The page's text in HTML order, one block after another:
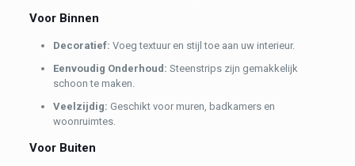
Voor Binnen
Decoratief: Voeg textuur en stijl toe aan uw interieur.
Eenvoudig Onderhoud: Steenstrips zijn gemakkelijk
schoon te maken.
Veelzijdig: Geschikt voor muren, badkamers en
woonruimtes.
Voor Buiten